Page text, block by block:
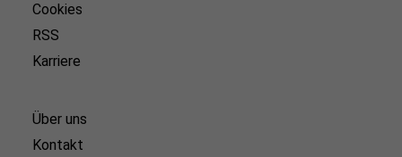
Cookies
RSS
Karriere
Über uns
Kontakt